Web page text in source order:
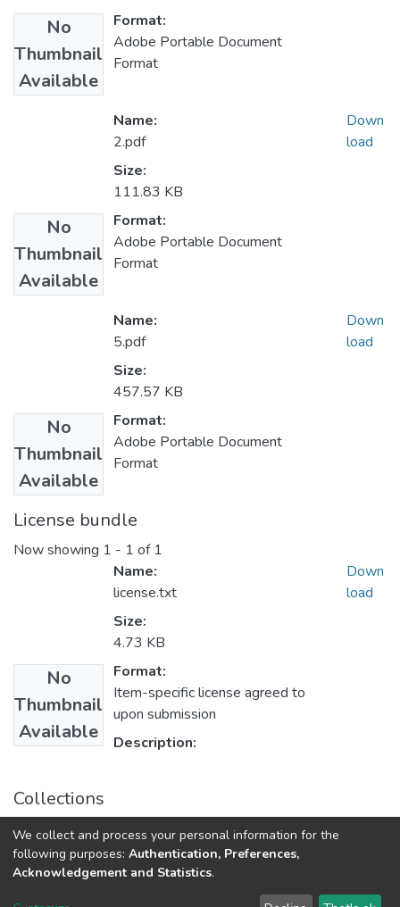
No
Thumbnail
Available
Format:
Adobe Portable Document
Format
No
Thumbnail
Available
Name:
2.pdf
Size:
111.83 KB
Format:
Adobe Portable Document
Format
Down
load
No
Thumbnail
Available
Name:
5.pdf
Size:
457.57 KB
Format:
Adobe Portable Document
Format
Down
load
License bundle
Now showing 1 - 1 of 1
No
Thumbnail
Available
Name:
license.txt
Size:
4.73 KB
Format:
Item-specific license agreed to
upon submission
Description:
Down
load
Collections
Наукові вісті Далівського університету № 18
Dspace & Volodymyr Dahl East Ukrainian National University
LYRASIS
We collect and process your personal information for the
following purposes: Authentication, Preferences,
Acknowledgement and Statistics.